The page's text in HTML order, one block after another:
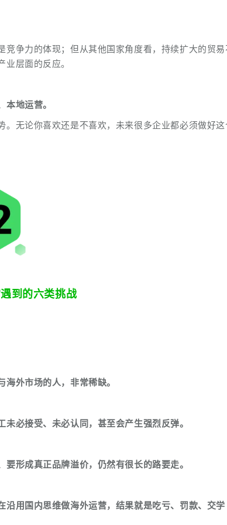
争力的体现；但从其他国家角度看，持续扩大的贸易
层面的反应。
地运营。
无论你喜欢还是不喜欢，未来很多企业都必须做好这
到的六类挑战
外市场的人，非常稀缺。
必接受、未必认同，甚至会产生强烈反弹。
形成真正品牌溢价，仍然有很长的路要走。
用国内思维做海外运营，结果就是吃亏、罚款、交学